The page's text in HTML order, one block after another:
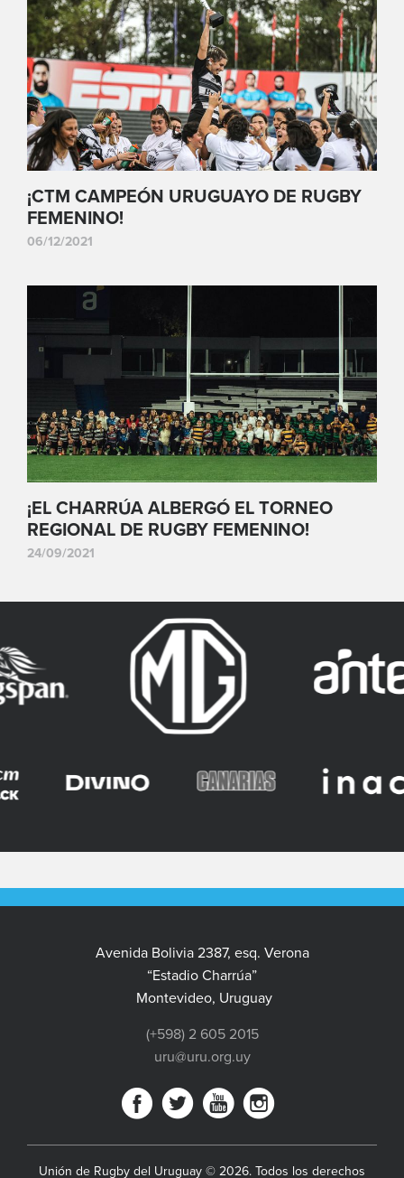
¡CTM CAMPEÓN URUGUAYO DE RUGBY
FEMENINO!
06/12/2021
¡EL CHARRÚA ALBERGÓ EL TORNEO
REGIONAL DE RUGBY FEMENINO!
24/09/2021
Avenida Bolivia 2387, esq. Verona
“Estadio Charrúa”
Montevideo, Uruguay
(+598) 2 605 2015
uru@uru.org.uy
Unión de Rugby del Uruguay © 2026. Todos los derechos